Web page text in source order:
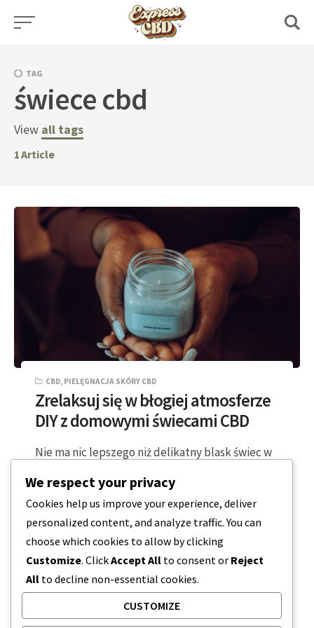
Skip
TAG
świece cbd
View all tags
1Article
CBD, PIELĘGNACJA SKÓRY CBD
Zrelaksuj się w błogiej atmosferze
DIY z domowymi świecami CBD
Nie ma nic lepszego niż delikatny blask świec w
i aromaterapii. Teraz masz okazję…
2 MINUTY CZYTANIA 2023-10-25
We respect your privacy
Cookies help us improve your experience, deliver
personalized content, and analyze traffic. You can
choose which cookies to allow by clicking
Customize. ClickAccept All to consent or Reject
All to decline non-essential cookies.
CUSTOMIZE